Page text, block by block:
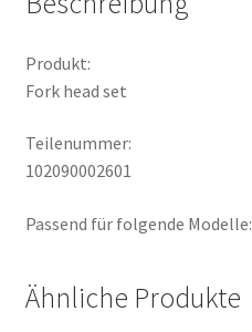
Produkt:
Fork head set
Teilenummer:
102090002601
Passend für folgende Modelle:
Ähnliche Produkte